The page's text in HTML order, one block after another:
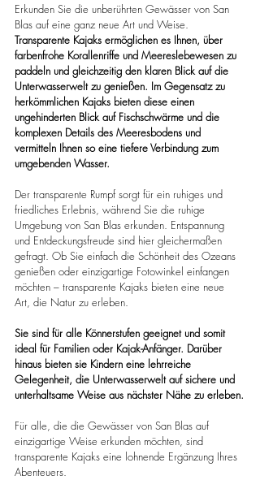
Erkunden Sie die unberührten Gewässer von San
Blas auf eine ganz neue Art und Weise.
Transparente Kajaks ermöglichen es Ihnen, über
farbenfrohe Korallenriffe und Meereslebewesen zu
paddeln und gleichzeitig den klaren Blick auf die
Unterwasserwelt zu genießen. Im Gegensatz zu
herkömmlichen Kajaks bieten diese einen
ungehinderten Blick auf Fischschwärme und die
komplexen Details des Meeresbodens und
vermitteln Ihnen so eine tiefere Verbindung zum
umgebenden Wasser.
Der transparente Rumpf sorgt für ein ruhiges und
friedliches Erlebnis, während Sie die ruhige
Umgebung von San Blas erkunden. Entspannung
und Entdeckungsfreude sind hier gleichermaßen
gefragt. Ob Sie einfach die Schönheit des Ozeans
genießen oder einzigartige Fotowinkel einfangen
möchten – transparente Kajaks bieten eine neue
Art, die Natur zu erleben.
Sie sind für alle Könnerstufen geeignet und somit
ideal für Familien oder Kajak-Anfänger. Darüber
hinaus bieten sie Kindern eine lehrreiche
Gelegenheit, die Unterwasserwelt auf sichere und
unterhaltsame Weise aus nächster Nähe zu erleben.
Für alle, die die Gewässer von San Blas auf
einzigartige Weise erkunden möchten, sind
transparente Kajaks eine lohnende Ergänzung Ihres
Abenteuers.